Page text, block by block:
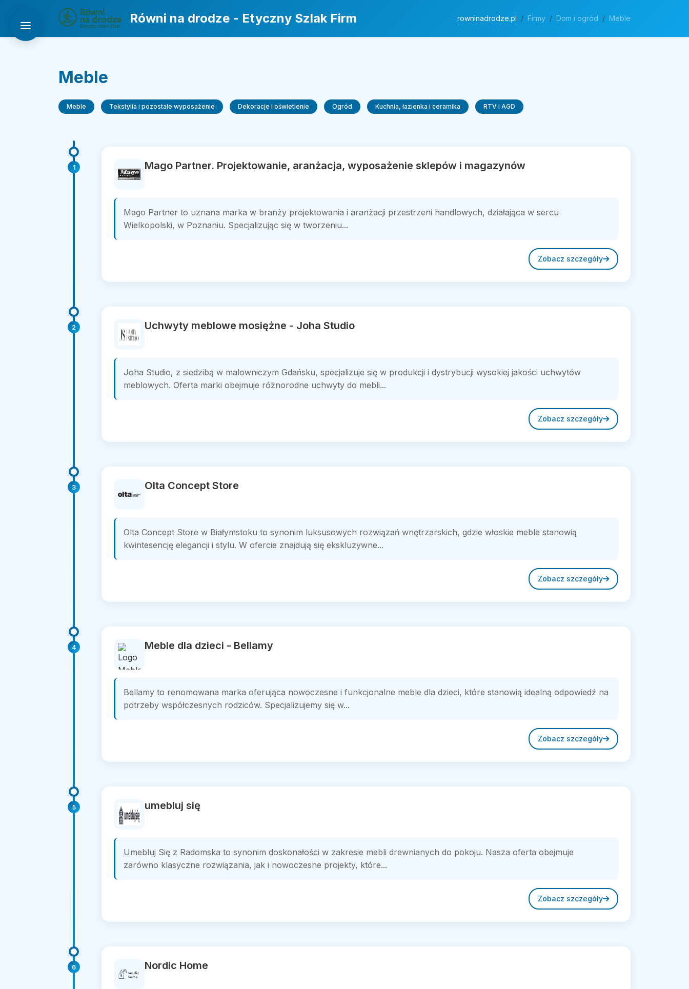
Równi na drodze - Etyczny Szlak Firm rowninadrodze.pl Firmy Dom i ogród Meble
Meble
Meble Tekstylia i pozostałe wyposażenie Dekoracje i oświetlenie Ogród Kuchnia, łazienka i ceramika RTV i AGD
1 Mago Partner. Projektowanie, aranżacja, wyposażenie sklepów i magazynów
Mago Partner to uznana marka w branży projektowania i aranżacji przestrzeni handlowych, działająca w sercu
Wielkopolski, w Poznaniu. Specjalizując się w tworzeniu...
Zobacz szczegóły
2 Uchwyty meblowe mosiężne - Joha Studio
Joha Studio, z siedzibą w malowniczym Gdańsku, specjalizuje się w produkcji i dystrybucji wysokiej jakości uchwytów
meblowych. Oferta marki obejmuje różnorodne uchwyty do mebli...
Zobacz szczegóły
3 Olta Concept Store
Olta Concept Store w Białymstoku to synonim luksusowych rozwiązań wnętrzarskich, gdzie włoskie meble stanowią
kwintesencję elegancji i stylu. W ofercie znajdują się ekskluzywne...
Zobacz szczegóły
4 Meble dla dzieci - Bellamy
Bellamy to renomowana marka oferująca nowoczesne i funkcjonalne meble dla dzieci, które stanowią idealną odpowiedź na
potrzeby współczesnych rodziców. Specjalizujemy się w...
Zobacz szczegóły
5 umebluj się
Umebluj Się z Radomska to synonim doskonałości w zakresie mebli drewnianych do pokoju. Nasza oferta obejmuje
zarówno klasyczne rozwiązania, jak i nowoczesne projekty, które...
Zobacz szczegóły
6 Nordic Home